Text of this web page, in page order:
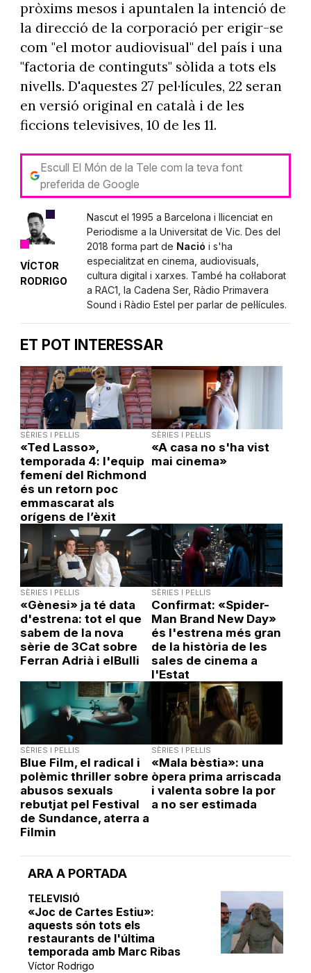
ARA A PORTADA
TELEVISIÓ
«Joc de Cartes Estiu»:
aquests són tots els
restaurants de l'última
temporada amb Marc Ribas
Víctor Rodrigo
pròxims mesos i apuntalen la intenció de
la direcció de la corporació per erigir-se
com "el motor audiovisual" del país i una
"factoria de continguts" sòlida a tots els
nivells. D'aquestes 27 pel·lícules, 22 seran
en versió original en català i de les
ficcions televisives, 10 de les 11.
Escull El Món de la Tele com la teva font
preferida de Google
VÍCTOR
RODRIGO
Nascut el 1995 a Barcelona i llicenciat en
Periodisme a la Universitat de Vic. Des del
2018 forma part de Nació i s'ha
especialitzat en cinema, audiovisuals,
cultura digital i xarxes. També ha col·laborat
a RAC1, la Cadena Ser, Ràdio Primavera
Sound i Ràdio Estel per parlar de pel·lícules.
ET POT INTERESSAR
SÈRIES I PEL·LIS
«Ted Lasso»,
temporada 4: l'equip
femení del Richmond
és un retorn poc
emmascarat als
orígens de l’èxit
SÈRIES I PEL·LIS
«A casa no s'ha vist
mai cinema»
SÈRIES I PEL·LIS
«Gènesi» ja té data
d'estrena: tot el que
sabem de la nova
sèrie de 3Cat sobre
Ferran Adrià i elBulli
SÈRIES I PEL·LIS
Confirmat: «Spider-
Man Brand New Day»
és l'estrena més gran
de la història de les
sales de cinema a
l'Estat
SÈRIES I PEL·LIS
Blue Film, el radical i
polèmic thriller sobre
abusos sexuals
rebutjat pel Festival
de Sundance, aterra a
Filmin
SÈRIES I PEL·LIS
«Mala bèstia»: una
òpera prima arriscada
i valenta sobre la por
a no ser estimada